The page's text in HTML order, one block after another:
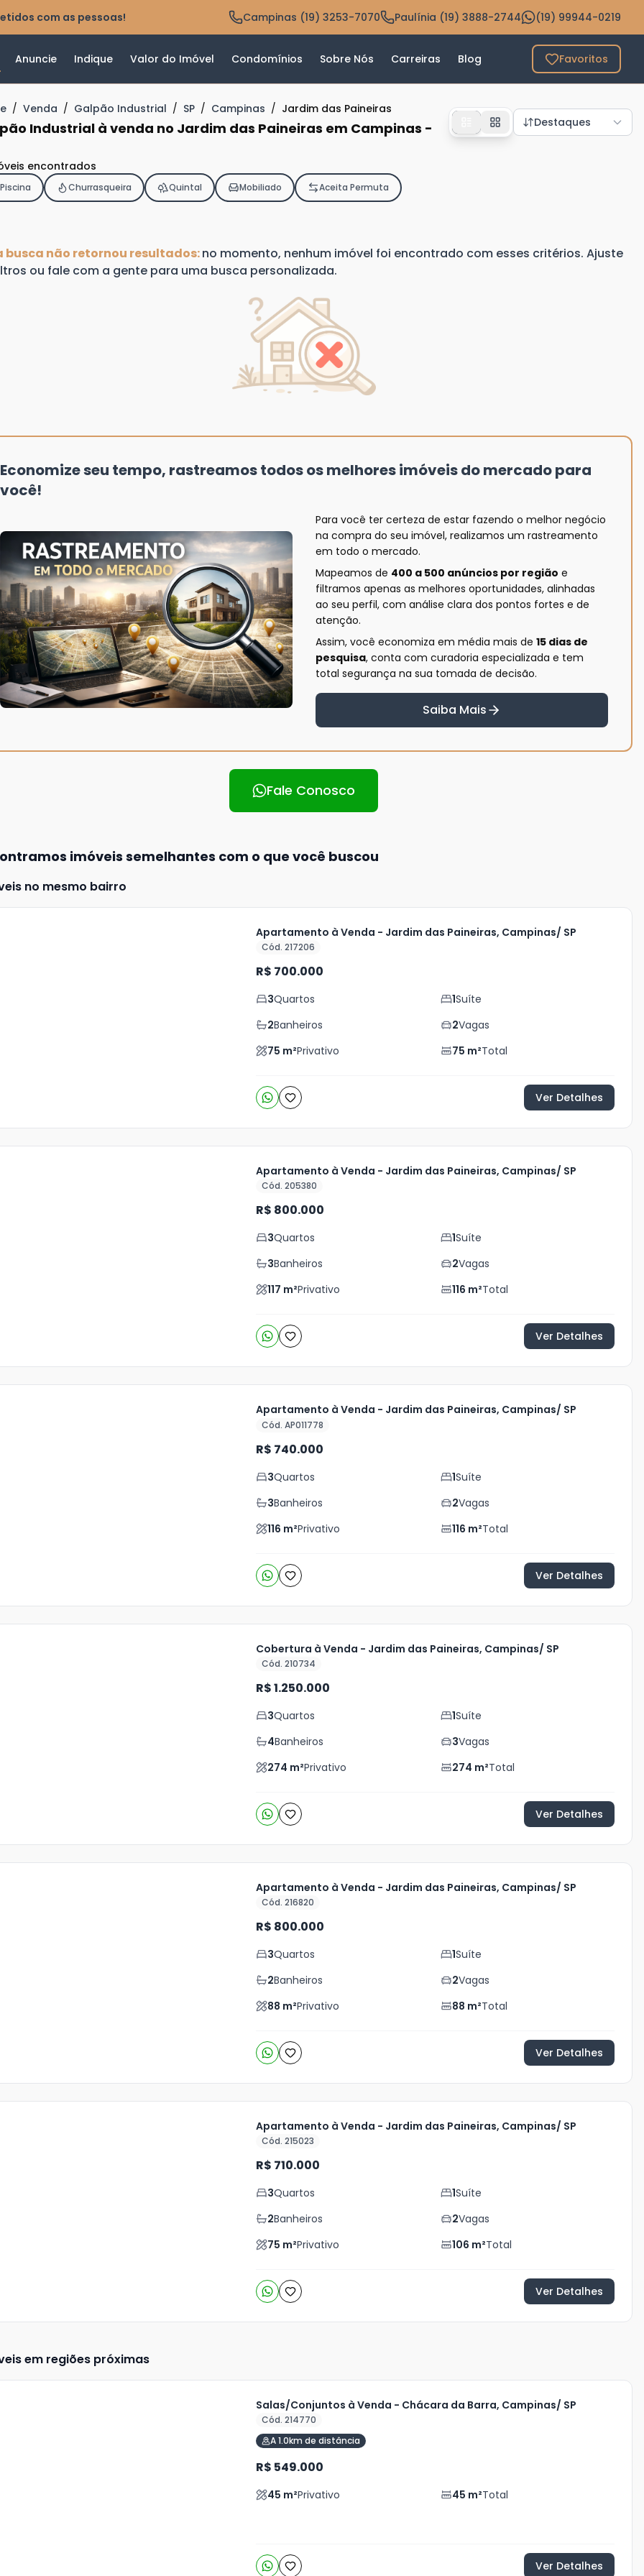
com as pessoas! Campinas (19) 3253-7070 Paulínia (19) 3888-2744 (19) 99944-0219
Anuncie Indique Valor do Imóvel Condomínios Sobre Nós Carreiras Blog Favoritos
/ Venda / Galpão Industrial / SP / Campinas / Jardim das Paineiras
Industrial à venda no Jardim das Paineiras em Campinas -
encontrados
Destaques
Piscina Churrasqueira Quintal Mobiliado Aceita Permuta
busca não retornou resultados:no momento, nenhum imóvel foi encontrado com esses critérios. Ajuste
ou fale com a gente para uma busca personalizada.
Economize seu tempo, rastreamos todos os melhores imóveis do mercado para
você!
Para você ter certeza de estar fazendo o melhor negócio
na compra do seu imóvel, realizamos um rastreamento
em todo o mercado.
Mapeamos de 400 a 500 anúncios por região e
filtramos apenas as melhores oportunidades, alinhadas
ao seu perfil, com análise clara dos pontos fortes e de
atenção.
Assim, você economiza em média mais de 15 dias de
pesquisa, conta com curadoria especializada e tem
total segurança na sua tomada de decisão.
Saiba Mais
Fale Conosco
imóveis semelhantes com o que você buscou
no mesmo bairro
Apartamento à Venda - Jardim das Paineiras, Campinas/ SP
Cód. 217206
R$ 700.000
3Quartos 1Suíte
2Banheiros 2Vagas
75 m²Privativo 75 m²Total
Ver Detalhes
Apartamento à Venda - Jardim das Paineiras, Campinas/ SP
Cód. 205380
R$ 800.000
3Quartos 1Suíte
3Banheiros 2Vagas
117 m²Privativo 116 m²Total
Ver Detalhes
Apartamento à Venda - Jardim das Paineiras, Campinas/ SP
Cód. AP011778
R$ 740.000
3Quartos 1Suíte
3Banheiros 2Vagas
116 m²Privativo 116 m²Total
Ver Detalhes
Cobertura à Venda - Jardim das Paineiras, Campinas/ SP
Cód. 210734
R$ 1.250.000
3Quartos 1Suíte
4Banheiros 3Vagas
274 m²Privativo 274 m²Total
Ver Detalhes
Apartamento à Venda - Jardim das Paineiras, Campinas/ SP
Cód. 216820
R$ 800.000
3Quartos 1Suíte
2Banheiros 2Vagas
88 m²Privativo 88 m²Total
Ver Detalhes
Apartamento à Venda - Jardim das Paineiras, Campinas/ SP
Cód. 215023
R$ 710.000
3Quartos 1Suíte
2Banheiros 2Vagas
75 m²Privativo 106 m²Total
Ver Detalhes
em regiões próximas
Salas/Conjuntos à Venda - Chácara da Barra, Campinas/ SP
Cód. 214770
A 1.0km de distância
R$ 549.000
45 m²Privativo 45 m²Total
Ver Detalhes